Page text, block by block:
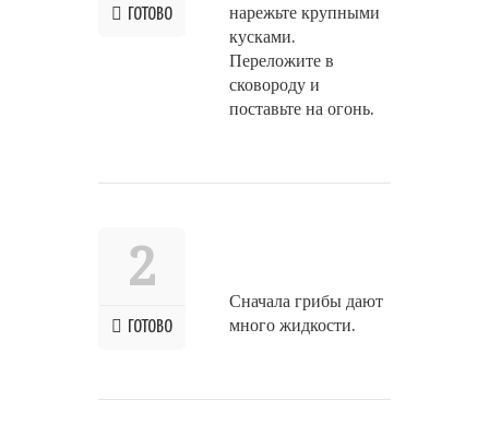
ГОТОВО
нарежьте крупными
кусками.
Переложите в
сковороду и
поставьте на огонь.
2
ГОТОВО
Сначала грибы дают
много жидкости.